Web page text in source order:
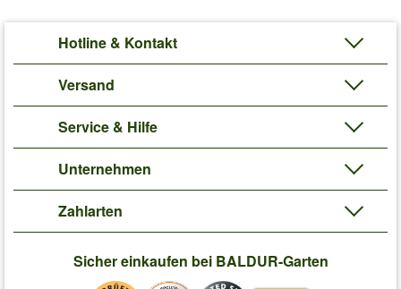
Hotline & Kontakt
Versand
Service & Hilfe
Unternehmen
Zahlarten
Sicher einkaufen bei BALDUR-Garten